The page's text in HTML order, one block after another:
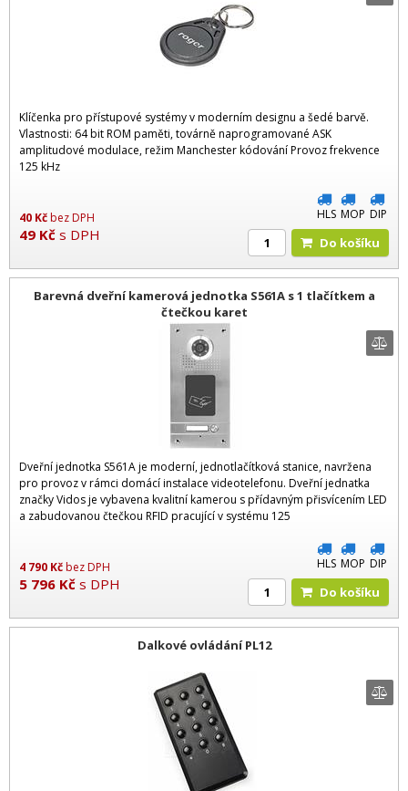
Klíčenka pro přístupové systémy v moderním designu a šedé barvě.
Vlastnosti: 64 bit ROM paměti, továrně naprogramované ASK
amplitudové modulace, režim Manchester kódování Provoz frekvence
125 kHz
40 Kčbez DPH
49 Kč s DPH
HLS MOP DIP
Do košíku
Barevná dveřní kamerová jednotka S561A s 1 tlačítkem a
čtečkou karet
Dveřní jednotka S561A je moderní, jednotlačítková stanice, navržena
pro provoz v rámci domácí instalace videotelefonu. Dveřní jednatka
značky Vidos je vybavena kvalitní kamerou s přídavným přisvícením LED
a zabudovanou čtečkou RFID pracující v systému 125
4 790 Kčbez DPH
5 796 Kč s DPH
HLS MOP DIP
Do košíku
Dalkové ovládání PL12